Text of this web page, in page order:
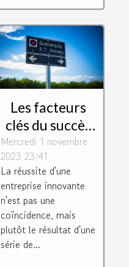
Les facteurs
clés du succès
des entreprises
innovantes
Mercredi 1 novembre
2023 23:41
La réussite d'une
entreprise innovante
n'est pas une
coïncidence, mais
plutôt le résultat d'une
série de...